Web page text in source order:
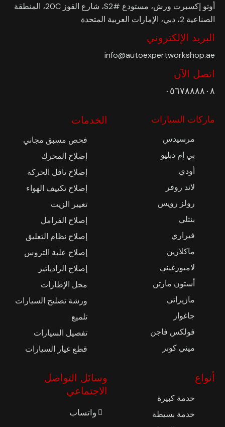
أوتو إكسبرت ورش، مستودع #S2، شارع القوز 20C، المنطقة
الصناعية 2، دبي، الإمارات العربية المتحدة
البريد الإلكتروني
info@autoexpertworkshop.ae
اتصل الآن
٠٥٦٧٨٨٨٨٠٨
ماركات السيارات
مرسيدس
بي إم دبليو
أودي
لاند روفر
رولز رويس
بنتلي
فيراري
ماكلارين
لامبورغيني
أستون مارتن
مازيراتي
جاغوار
فولكس فاجن
ميني كوبر
الخدمات
فحص مسبق مجاني
إصلاح المحرك
إصلاح ناقل الحركة
إصلاح تكييف الهواء
تغيير الزيت
إصلاح الفرامل
إصلاح نظام التعليق
إصلاح علبة التروس
إصلاح الرادياتير
محل الإطارات
ورشة تصليح السيارات
تلميع
تفصيل السيارات
قطع غيار السيارات
أنواع
خدمة كبيرة
خدمة بسيطة
وسائل التواصل
الاجتماعي
واتساب